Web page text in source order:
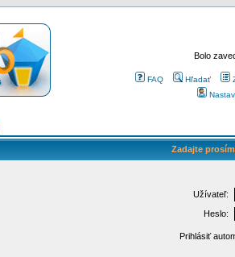
Bolo
FAQ Hľadať
Zadajte
Užívateľ:
Heslo:
Prihlásiť